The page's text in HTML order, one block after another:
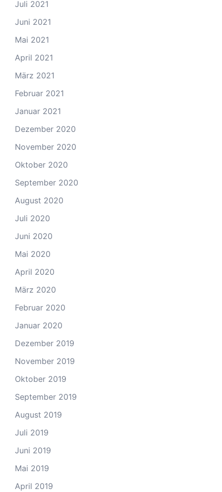
Juli 2021
Juni 2021
Mai 2021
April 2021
März 2021
Februar 2021
Januar 2021
Dezember 2020
November 2020
Oktober 2020
September 2020
August 2020
Juli 2020
Juni 2020
Mai 2020
April 2020
März 2020
Februar 2020
Januar 2020
Dezember 2019
November 2019
Oktober 2019
September 2019
August 2019
Juli 2019
Juni 2019
Mai 2019
April 2019